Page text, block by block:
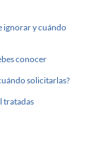
ignorar y cuándo
conocer
solicitarlas?
tratadas